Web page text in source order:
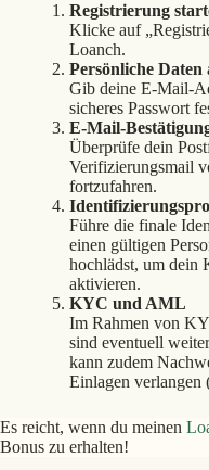
Registrierung
Klicke auf
Loanch.
Persönliche Daten
Gib deine E-Mail-
sicheres Passwort
E-Mail-
Überprüfe dein
Verifizierungsmail
fortzufahren.
Führe die finale
einen gültigen
hochlädst, um dein
aktivieren.
KYC und AML
Im Rahmen von
sind eventuell
kann zudem
Einlagen
Es reicht, wenn du meinen
Bonus zu erhalten!